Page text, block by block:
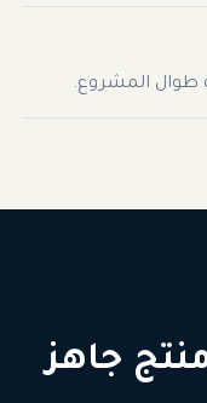
طوال المشروع.
جاهز